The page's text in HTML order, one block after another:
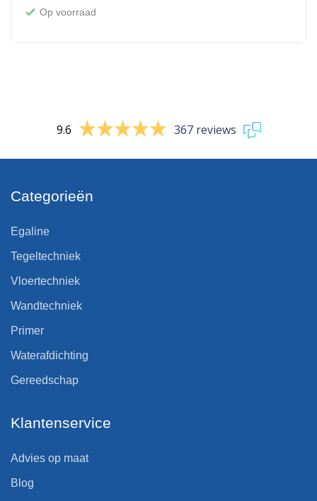
Op voorraad
9.6 367 reviews
Categorieën
Egaline
Tegeltechniek
Vloertechniek
Wandtechniek
Primer
Waterafdichting
Gereedschap
Klantenservice
Advies op maat
Blog